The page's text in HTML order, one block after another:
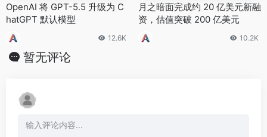
OpenAI 将 GPT-5.5 升级为 C
hatGPT 默认模型
12.6K
月之暗面完成约 20 亿美元新融
资，估值突破 200 亿美元
10.2K
暂无评论